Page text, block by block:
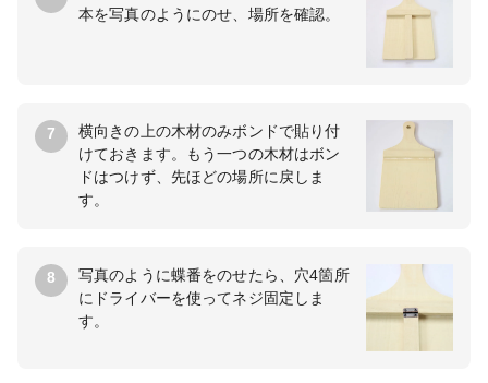
本を写真のようにのせ、場所を確認。
7
横向きの上の木材のみボンドで貼り付
けておきます。もう一つの木材はボン
ドはつけず、先ほどの場所に戻しま
す。
8
写真のように蝶番をのせたら、穴4箇所
にドライバーを使ってネジ固定しま
す。